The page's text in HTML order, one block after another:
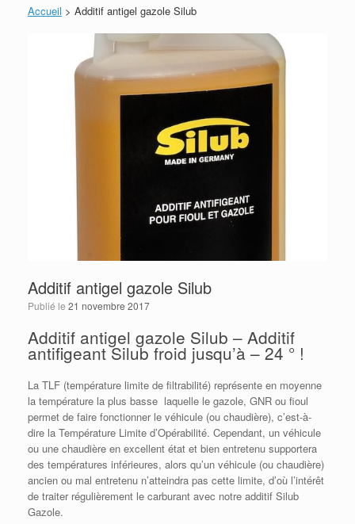
Accueil > Additif antigel gazole Silub
Additif antigel gazole Silub
Publié le 21 novembre 2017
Additif antigel gazole Silub – Additif
antifigeant Silub froid jusqu’à – 24 ° !
La TLF (température limite de filtrabilité) représente en moyenne
la température la plus basse laquelle le gazole, GNR ou fioul
permet de faire fonctionner le véhicule (ou chaudière), c’est-à-
dire la Température Limite d’Opérabilité. Cependant, un véhicule
ou une chaudière en excellent état et bien entretenu supportera
des températures inférieures, alors qu’un véhicule (ou chaudière)
ancien ou mal entretenu n’atteindra pas cette limite, d’où l’intérêt
de traiter régulièrement le carburant avec notre additif Silub
Gazole.